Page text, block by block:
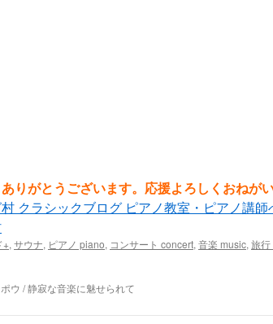
りがとうございます。応援よろしくおねがい
+, サウナ, ピアノ piano, コンサート concert, 音楽 music, 旅行
ウ / 静寂な音楽に魅せられて